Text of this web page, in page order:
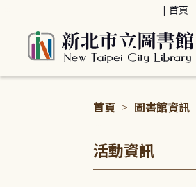
首頁
首頁 > 圖書館資訊
活動資訊